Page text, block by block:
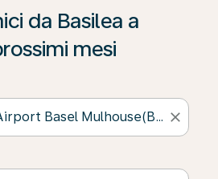
da Basilea a
mesi
close
faccia clic su “Cerca le offerte”